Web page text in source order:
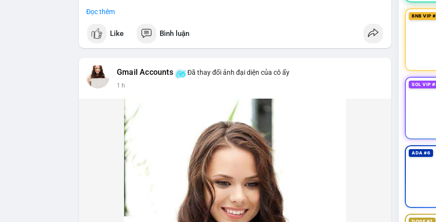
- Thị trường & Giá cả: Hoạt động cá voi diễn ra mạnh mẽ với 7 giao dịch BTC lớn được ghi
BTC (5,89 triệu USD) và 89,97 BTC (5,82 triệu USD), cho thấy các tổ chức lớn đang tái cơ
cấu danh mục. Tuy nhiên, funding rate BTC chỉ ở mức 0,0043% với tổng thanh lý 24h đạt 6,16
- DeFi & Công nghệ: Tổng TVL DeFi đạt 143,06 tỷ USD, gần như đứng yên (tăng 0,14%).
Ethereum dẫn đầu với 41,85 tỷ USD nhưng tốc độ tăng trưởng chậm lại. Trong khi đó, tổng
vốn hóa Stablecoin đạt 306,95 tỷ USD, cho thấy nhà đầu tư đang giữ tiền mặt chờ đợi.
BTCPay Foundation xác nhận các node Lightning bị rút tiền và đã chặn truy cập từ xa để
- Quy định & Pháp lý: Brazil công bố quy định mới có hiệu lực từ 1/1/2027, yêu cầu tạm dừng
24h đối với các giao dịch crypto trên 10.000 USD chuyển sang nhà cung cấp nước ngoài
hoặc ví tự quản. Fork BIP-110 của Bitcoin khai thác thành công 2 block rồi dừng do thiếu
hashpower, khoảng cách giữa các block kéo dài nhiều giờ.
Lời khuyên từ chuyên gia: Thị trường đang trong giai đoạn tích lũy với tâm lý sợ hãi chiếm
ưu thế. Nhà đầu tư nên tránh FOMO, tập trung quản trị rủi ro và chờ đợi tín hiệu rõ ràng hơn
từ dòng vốn ETF (tuần tốt nhất kể từ tháng 4 với 1 tỷ USD) trước khi gia tăng vị thế.
Đọc thêm
Like Bình luận
Gmail Accounts Đã thay đổi ảnh đại diện của cô ấy
1 h
BNB VIP
SOL VIP
ADA #6